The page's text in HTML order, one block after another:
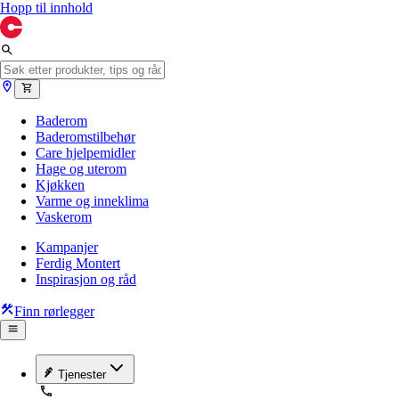
Hopp til innhold
Baderom
Baderomstilbehør
Care hjelpemidler
Hage og uterom
Kjøkken
Varme og inneklima
Vaskerom
Kampanjer
Ferdig Montert
Inspirasjon og råd
Finn rørlegger
Tjenester